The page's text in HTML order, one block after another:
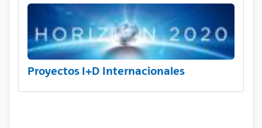
Proyectos I+D Internacionales